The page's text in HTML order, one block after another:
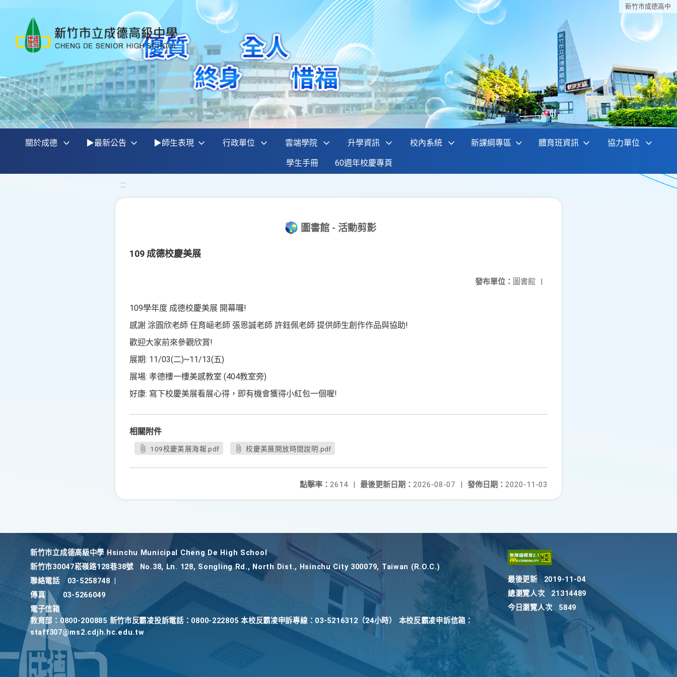
新竹巿成德高中
關於成德 ▶最新公告 ▶師生表現 行政單位 雲端學院 升學資訊 校內系統 新課綱專區 體育班資訊 協力單位
學生手冊 60週年校慶專頁
:::
圖書館 - 活動剪影
109 成德校慶美展
發布單位： 圖書館 |
109學年度 成德校慶美展 開幕囉!
感謝 涂圓欣老師 任育崡老師 張恩誠老師 許鈺佩老師 提供師生創作作品與協助!
歡迎大家前來參觀欣賞!
展期: 11/03(二)~11/13(五)
展場: 孝德樓一樓美感教室 (404教室旁)
好康: 寫下校慶美展看展心得，即有機會獲得小紅包一個喔!
相關附件
109校慶美展海報.pdf 校慶美展開放時間說明.pdf
發佈日期： 2020-11-03
最後更新日期： 2026-08-07 |
點擊率： 2614 |
新竹巿立成德高級中學 Hsinchu Municipal Cheng De High School
新竹巿30047崧嶺路128巷38號
No.38, Ln. 128, Songling Rd., North Dist., Hsinchu City 300079, Taiwan (R.O.C.)
聯絡電話
03-5258748
傳真
03-5266049
電子信箱
教育部：0800-200885 新竹市反霸凌投訴電話：0800-222805 本校反霸凌申訴專線：03-5216312（24小時） 本校反霸凌申訴信箱：
staff307@ms2.cdjh.hc.edu.tw
最後更新
2019-11-04
總瀏覽人次
21314489
今日瀏覽人次
5849